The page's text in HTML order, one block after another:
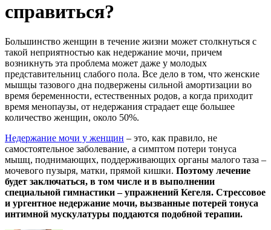
справиться?
Большинство женщин в течение жизни может столкнуться с
такой неприятностью как недержание мочи, причем
возникнуть эта проблема может даже у молодых
представительниц слабого пола. Все дело в том, что женские
мышцы тазового дна подвержены сильной амортизации во
время беременности, естественных родов, а когда приходит
время менопаузы, от недержания страдает еще большее
количество женщин, около 50%.
Недержание мочи у женщин – это, как правило, не
самостоятельное заболевание, а симптом потери тонуса
мышц, поднимающих, поддерживающих органы малого таза –
мочевого пузыря, матки, прямой кишки. Поэтому лечение
будет заключаться, в том числе и в выполнении
специальной гимнастики – упражнений Кегеля. Стрессовое
и ургентное недержание мочи, вызванные потерей тонуса
интимной мускулатуры поддаются подобной терапии.